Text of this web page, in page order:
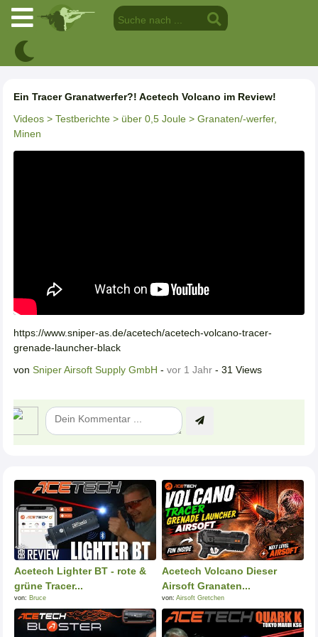
Ein Tracer Granatwerfer?! Acetech Volcano im Review!
Videos > Testberichte > über 0,5 Joule > Granaten/-werfer,
Minen
https://www.sniper-as.de/acetech/acetech-volcano-tracer-
grenade-launcher-black
von Sniper Airsoft Supply GmbH - vor 1 Jahr - 31 Views
Acetech Lighter BT - rote &
grüne Tracer...
von: Bruce
Acetech Volcano Dieser
Airsoft Granaten...
von: Airsoft Gretchen